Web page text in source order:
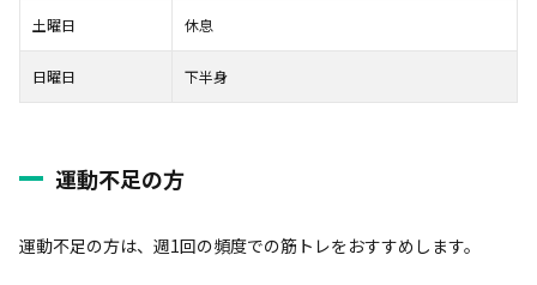
土曜日 休息
日曜日 下半身
運動不足の方
運動不足の方は、週1回の頻度での筋トレをおすすめします。